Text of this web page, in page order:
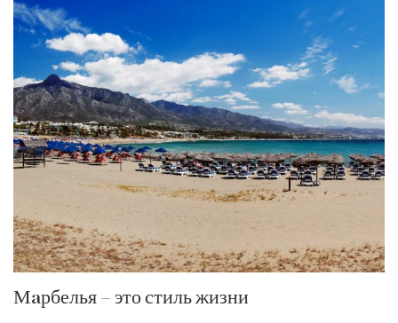
Мaрбелья – это стиль жизни